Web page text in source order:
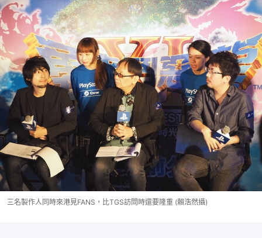
三名製作人同時來港見FANS，比TGS訪問時還要隆重 (賴浩然攝)